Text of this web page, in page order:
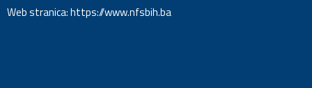
Web stranica: https://www.nfsbih.ba